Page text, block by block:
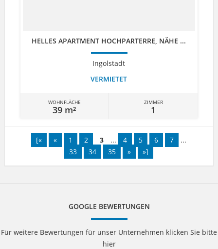
HELLES APARTMENT HOCHPARTERRE, NÄHE ...
Ingolstadt
VERMIETET
WOHNFLÄCHE
39 m²
ZIMMER
1
[« « 1 2 3 ... 4 5 6 7
...
33
34 35 » »]
GOOGLE BEWERTUNGEN
Für weitere Bewertungen für unser Unternehmen klicken Sie bitte
hier